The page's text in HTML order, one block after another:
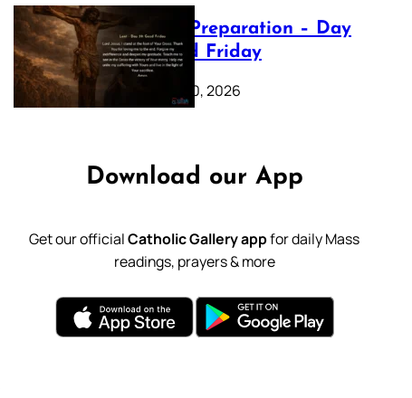
Lenten Preparation – Day
39: Good Friday
February 20, 2026
Download our App
Get our officialCatholic Gallery appfor daily Mass
readings, prayers & more